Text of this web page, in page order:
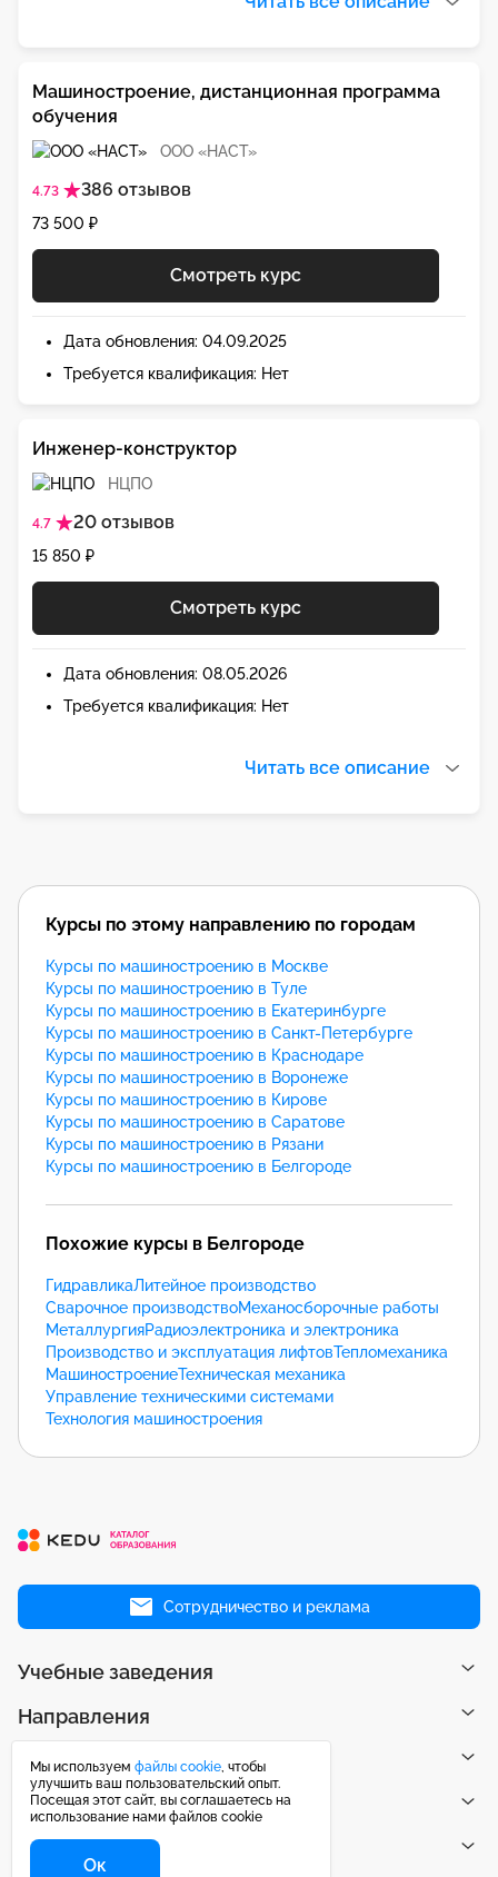
ООО «НАСТ»
4.73 386 отзывов
Машиностроение, дистанционная программа
обучения
73 500 ₽
Смотреть курс
Дата обновления: 04.09.2025
Требуется квалификация: Нет
НЦПО
4.7 20 отзывов
Инженер-конструктор
15 850 ₽
Смотреть курс
Дата обновления: 08.05.2026
Требуется квалификация: Нет
Читать все описание
Курсы по этому направлению по городам
Курсы по машиностроению в Москве
Курсы по машиностроению в Туле
Курсы по машиностроению в Екатеринбурге
Курсы по машиностроению в Санкт-Петербурге
Курсы по машиностроению в Краснодаре
Курсы по машиностроению в Воронеже
Курсы по машиностроению в Кирове
Курсы по машиностроению в Саратове
Курсы по машиностроению в Рязани
Курсы по машиностроению в Белгороде
Похожие курсы в Белгороде
ГидравликаЛитейное производство
Сварочное производствоМеханосборочные работы
МеталлургияРадиоэлектроника и электроника
Производство и эксплуатация лифтовТепломеханика
МашиностроениеТехническая механика
Управление техническими системами
Технология машиностроения
Сотрудничество и реклама
Учебные заведения
Направления
Рейтинги
Публикации
Центр поддержки
Мы используем файлы cookie, чтобы
улучшить ваш пользовательский опыт.
Посещая этот сайт, вы соглашаетесь на
использование нами файлов cookie
Ок